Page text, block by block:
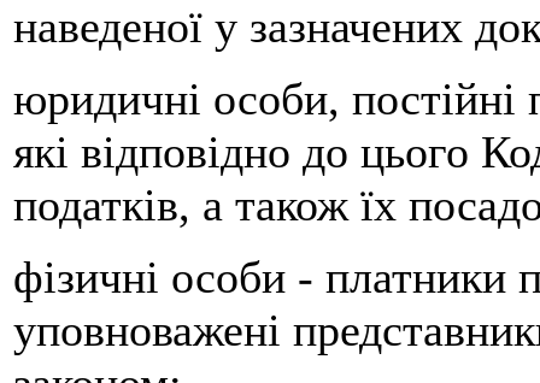
наведеної у зазначених
юридичні особи, постійні
які відповідно до цього
податків, а також їх
фізичні особи - платники
уповноважені